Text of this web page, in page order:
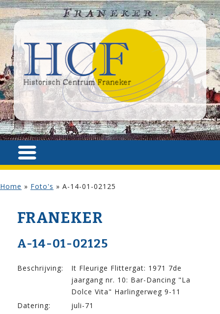
Home » Foto's » A-14-01-02125
FRANEKER
A-14-01-02125
Beschrijving:
It Fleurige Flittergat: 1971 7de
jaargang nr. 10: Bar-Dancing "La
Dolce Vita" Harlingerweg 9-11
Datering:
juli-71